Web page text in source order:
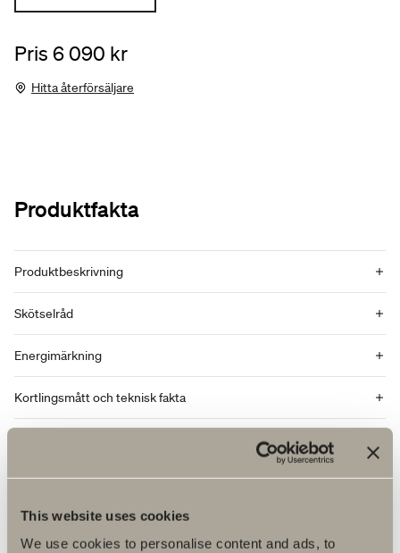
This website uses cookies
We use cookies to personalise content and ads, to
Pris 6 090 kr
Hitta återförsäljare
Produktfakta
Produktbeskrivning
Skötselråd
Energimärkning
Kortlingsmått och teknisk fakta
DWG-filer
Artikelnummer